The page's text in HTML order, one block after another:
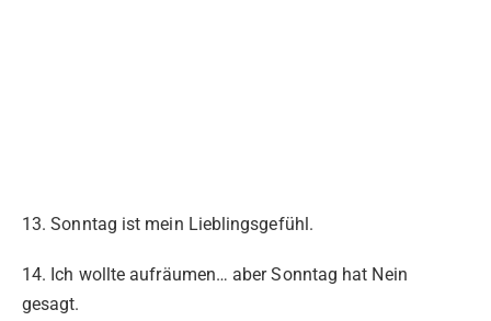
13. Sonntag ist mein Lieblingsgefühl.
14. Ich wollte aufräumen… aber Sonntag hat Nein
gesagt.